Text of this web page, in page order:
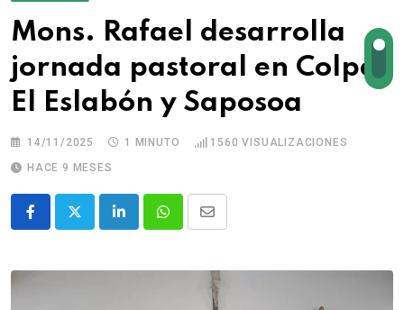
Mons. Rafael desarrolla
jornada pastoral en Colpa,
El Eslabón y Saposoa
14/11/2025 1 MINUTO 1560 VISUALIZACIONES
HACE 9 MESES